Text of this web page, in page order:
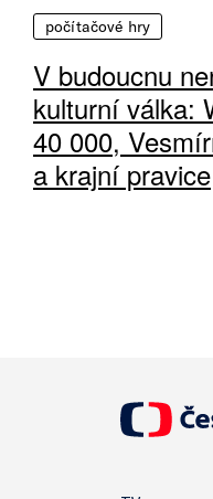
počítačové hry
V budoucnu
kulturní válka:
40 000,
a krajní pravice